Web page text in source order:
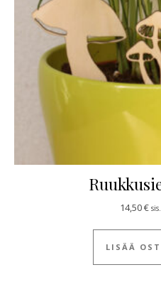
14,50€
LISÄÄ